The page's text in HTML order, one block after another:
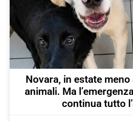
Novara, in estate
animali. Ma
continua tutto